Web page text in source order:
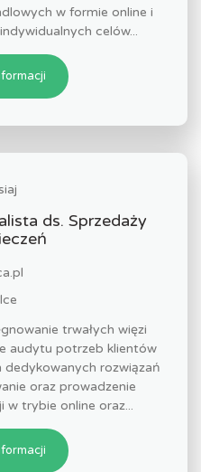
w formie online i
celów...
ds. Sprzedaży
trwałych więzi
audytu potrzeb klientów
rozwiązań
oraz prowadzenie
w trybie online oraz...